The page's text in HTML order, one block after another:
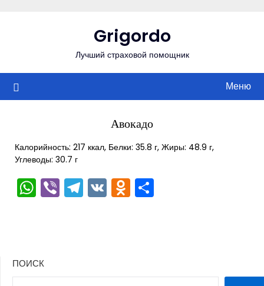
Grigordo
Лучший страховой помощник
Меню
Авокадо
Калорийность: 217 ккал, Белки: 35.8 г, Жиры: 48.9 г,
Углеводы: 30.7 г
WhatsApp
ViberTelegram
VKOdnoklassniki
ПОИСК